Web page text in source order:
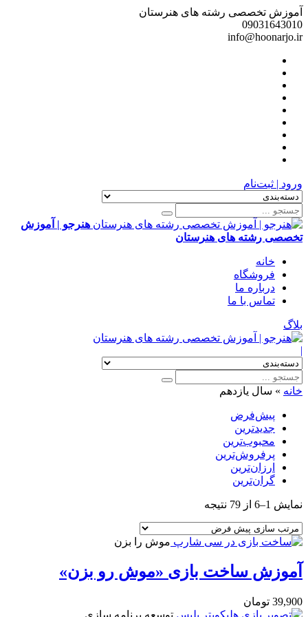
آموزش تخصصی رشته های هنرستان
09031643010
info@hoonarjo.ir
ورود | ثبت‌نام
هنرجو | آموزش
تخصصی رشته های هنرستان
خانه
فروشگاه
درباره ما
تماس با ما
بلاگ
|
خانه » سال یازدهم
پیش‌فرض
جدیدترین
محبوب‌ترین
پرفروش‌ترین
ارزان‌ترین
گران‌ترین
نمایش 1–6 از 79 نتیجه
موش را بزن
آموزش ساخت بازی «موش رو بزن»
39,900 تومان
توسعه برنامه سازی